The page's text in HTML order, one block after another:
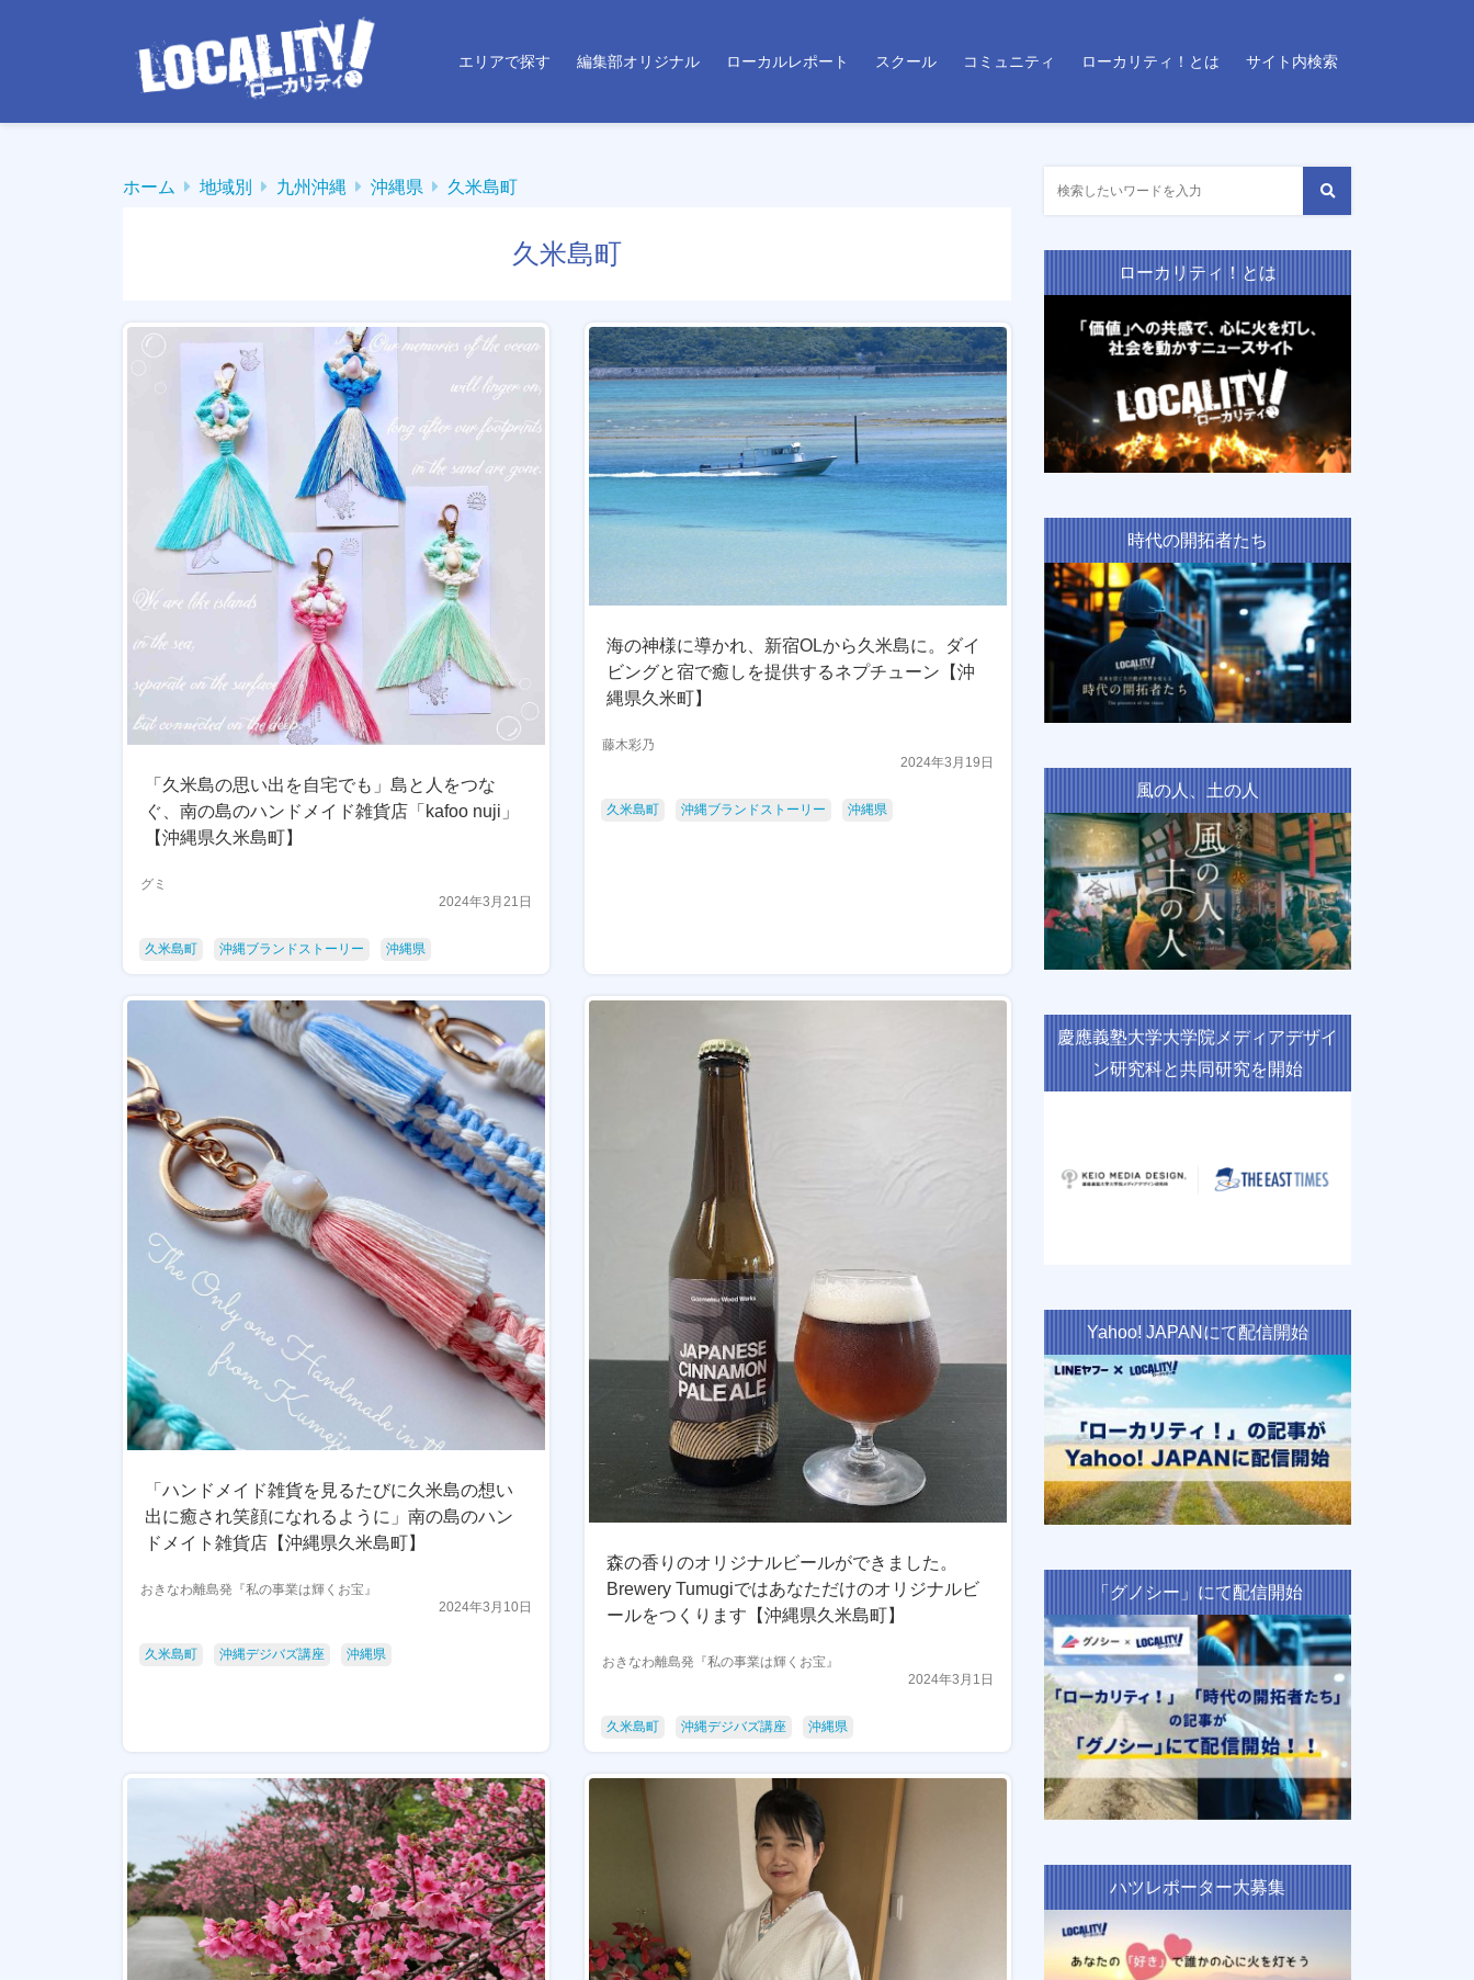
エリアで探す 編集部オリジナル ローカルレポート スクール コミュニティ ローカリティ！とは サイト内検索
ホーム 地域別 九州沖縄 沖縄県 久米島町
久米島町
「久米島の思い出を自宅でも」島と人をつな
ぐ、南の島のハンドメイド雑貨店「kafoo nuji」
【沖縄県久米島町】
グミ
2024年3月21日
久米島町 沖縄ブランドストーリー 沖縄県
海の神様に導かれ、新宿OLから久米島に。ダイ
ビングと宿で癒しを提供するネプチューン【沖
縄県久米町】
藤木彩乃
2024年3月19日
久米島町 沖縄ブランドストーリー 沖縄県
「ハンドメイド雑貨を見るたびに久米島の想い
出に癒され笑顔になれるように」南の島のハン
ドメイト雑貨店【沖縄県久米島町】
おきなわ離島発『私の事業は輝くお宝』
2024年3月10日
久米島町 沖縄デジバズ講座 沖縄県
森の香りのオリジナルビールができました。
Brewery Tumugiではあなただけのオリジナルビ
ールをつくります【沖縄県久米島町】
おきなわ離島発『私の事業は輝くお宝』
2024年3月1日
久米島町 沖縄デジバズ講座 沖縄県
ローカリティ！とは
時代の開拓者たち
風の人、土の人
慶應義塾大学大学院メディアデザイ
ン研究科と共同研究を開始
Yahoo! JAPANにて配信開始
「グノシー」にて配信開始
ハツレポーター大募集